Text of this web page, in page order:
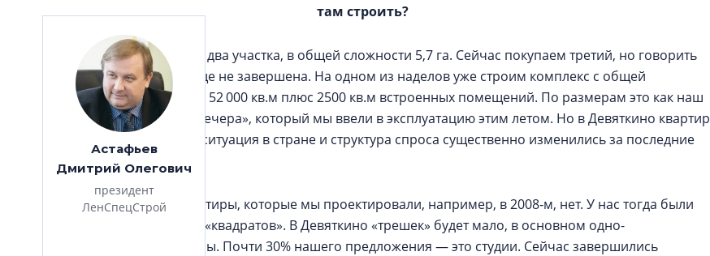
Астафьев
Дмитрий Олегович
президент
ЛенСпецСтрой
там строить?
– В 2012‑м мы приобрели два участка, в общей сложности 5,7 га. Сейчас покупаем третий, но говорить
о деталях рано, сделка еще не завершена. На одном из наделов уже строим комплекс с общей
площадью квартир около 52 000 кв.м плюс 2500 кв.м встроенных помещений. По размерам это как наш
проект «Ленинградские вечера», который мы ввели в эксплуатацию этим летом. Но в Девяткино квартир
больше. Экономическая ситуация в стране и структура спроса существенно изменились за последние
годы.
Должного спроса на квартиры, которые мы проектировали, например, в 2008‑м, нет. У нас тогда были
варианты по 100 и более «квадратов». В Девяткино «трешек» будет мало, в основном одно-
и двухкомнатные квартиры. Почти 30% нашего предложения — это студии. Сейчас завершились